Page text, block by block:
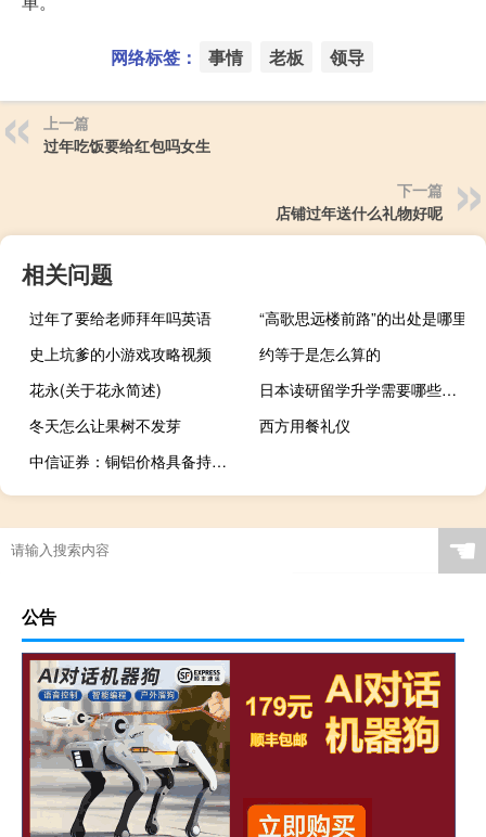
网络标签： 事情 老板 领导
上一篇
过年吃饭要给红包吗女生
下一篇
店铺过年送什么礼物好呢
相关问题
过年了要给老师拜年吗英语
“高歌思远楼前路”的出处是哪里
史上坑爹的小游戏攻略视频
约等于是怎么算的
花永(关于花永简述)
日本读研留学升学需要哪些条件
冬天怎么让果树不发芽
西方用餐礼仪
中信证券：铜铝价格具备持续催化 看好顺周期布局机会
☚
公告